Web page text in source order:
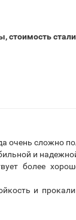
стоимость
очень сложно
и
более
и